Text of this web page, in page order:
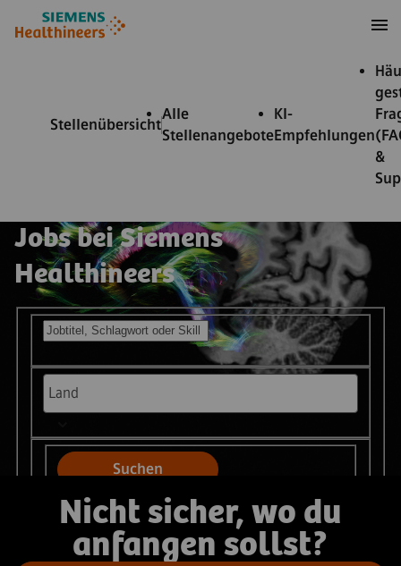
springen
springen
Stellenübersicht
Alle
Stellenangebote
KI-
Empfehlungen
&
Jobs bei Siemens
Healthineers
Offene Stellen suchen
Suchen
Nicht sicher, wo du
anfangen sollst?